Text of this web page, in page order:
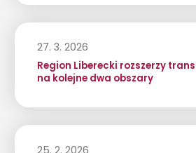
27. 3. 2026
Region Liberecki rozszerzy
na kolejne dwa obszary
25. 2. 2026